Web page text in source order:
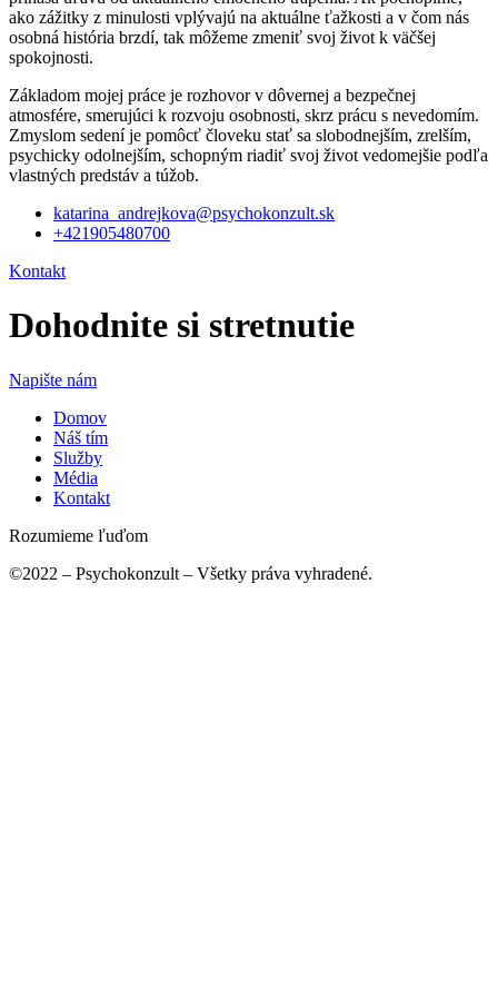
ako zážitky z minulosti vplývajú na aktuálne ťažkosti a v čom nás
osobná história brzdí, tak môžeme zmeniť svoj život k väčšej
spokojnosti.
Základom mojej práce je rozhovor v dôvernej a bezpečnej
atmosfére, smerujúci k rozvoju osobnosti, skrz prácu s nevedomím.
Zmyslom sedení je pomôcť človeku stať sa slobodnejším, zrelším,
psychicky odolnejším, schopným riadiť svoj život vedomejšie podľa
vlastných predstáv a túžob.
katarina_andrejkova@psychokonzult.sk
+421905480700
Kontakt
Dohodnite si stretnutie
Napište nám
Domov
Náš tím
Služby
Média
Kontakt
Rozumieme ľuďom
©2022 – Psychokonzult – Všetky práva vyhradené.